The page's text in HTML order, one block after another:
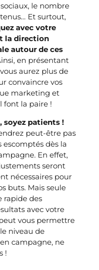
le nombre
Et surtout,
avec votre
la direction
autour de ces
en présentant
aurez plus de
convaincre vos
marketing et
font la paire !
soyez patients !
peut-être pas
escomptés dès la
En effet,
seront
nécessaires pour
buts. Mais seule
rapide des
avec votre
vous permettre
niveau de
campagne, ne
!